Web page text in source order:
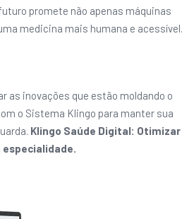
promete não apenas máquinas
medicina mais humana e acessível.
as inovações que estão moldando o
o Sistema Klingo para manter sua
Klingo Saúde Digital: Otimizar